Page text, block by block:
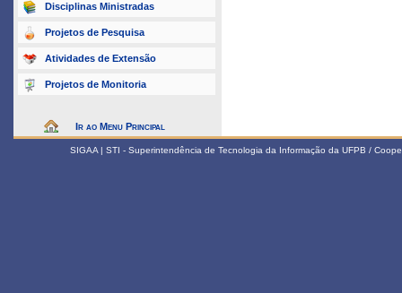
Disciplinas Ministradas
Projetos de Pesquisa
Atividades de Extensão
Projetos de Monitoria
Ir ao Menu Principal
SIGAA | STI - Superintendência de Tecnologia da Informação da UFPB /